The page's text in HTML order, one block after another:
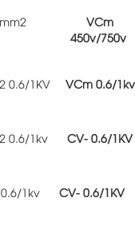
VCm
450v/750v
0.6/1KV VCm 0.6/1kv
0.6/1kv CV- 0.6/1KV
1kv CV- 0.6/1KV